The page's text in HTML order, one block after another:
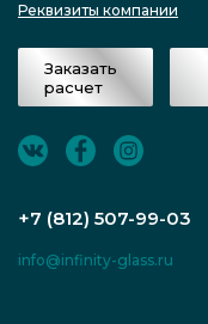
Реквизиты компании
Заказать
расчет
+7 (812) 507-99-03
info@infinity-glass.ru